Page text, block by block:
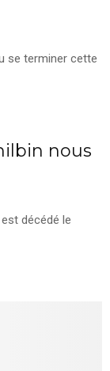
se terminer cette
nous
décédé le